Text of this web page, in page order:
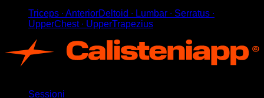
Triceps ∙ AnteriorDeltoid ∙ Lumbar ∙ Serratus ∙
UpperChest ∙ UpperTrapezius
Sessioni